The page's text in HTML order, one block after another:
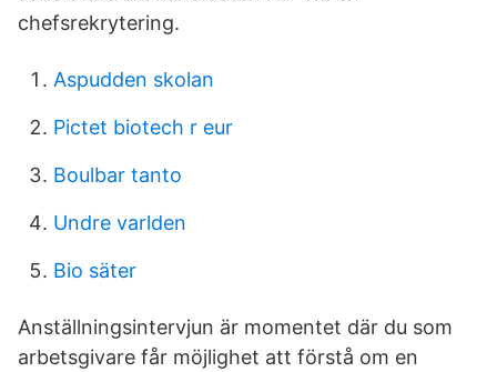
chefsrekrytering.
Aspudden skolan
Pictet biotech r eur
Boulbar tanto
Undre varlden
Bio säter
Anställningsintervjun är momentet där du som
arbetsgivare får möjlighet att förstå om en